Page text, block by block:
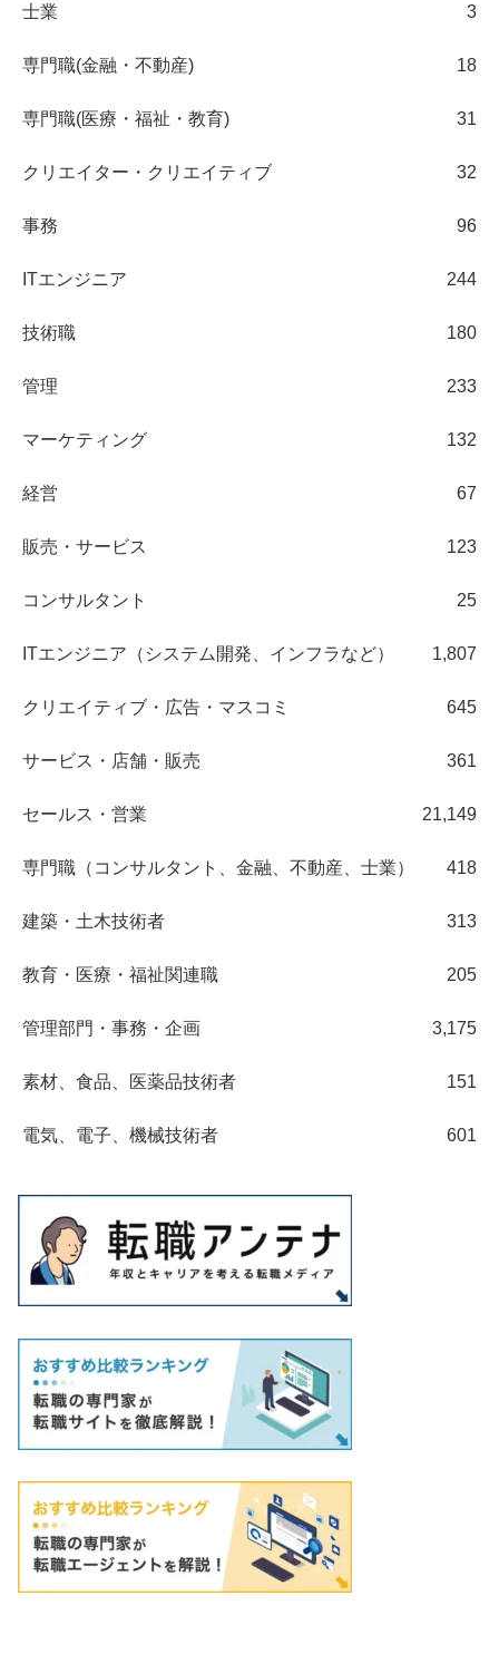
士業 3
専門職(金融・不動産) 18
専門職(医療・福祉・教育) 31
クリエイター・クリエイティブ 32
事務 96
ITエンジニア 244
技術職 180
管理 233
マーケティング 132
経営 67
販売・サービス 123
コンサルタント 25
ITエンジニア（システム開発、インフラなど） 1,807
クリエイティブ・広告・マスコミ 645
サービス・店舗・販売 361
セールス・営業 21,149
専門職（コンサルタント、金融、不動産、士業） 418
建築・土木技術者 313
教育・医療・福祉関連職 205
管理部門・事務・企画 3,175
素材、食品、医薬品技術者 151
電気、電子、機械技術者 601